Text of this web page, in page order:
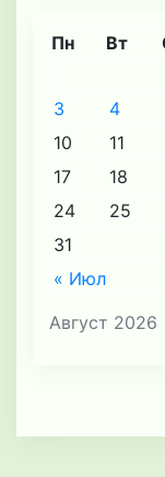
Август 2026
Пн Вт
« Июл
3
4
10
11
17
18
24
25
31